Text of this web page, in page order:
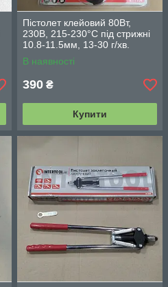
Пістолет клейовий 80Вт,
230В, 215-230°C під стрижні
10.8-11.5мм, 13-30 г/хв.
INTERTOOL RT-1104
В наявності
390 ₴
Купити